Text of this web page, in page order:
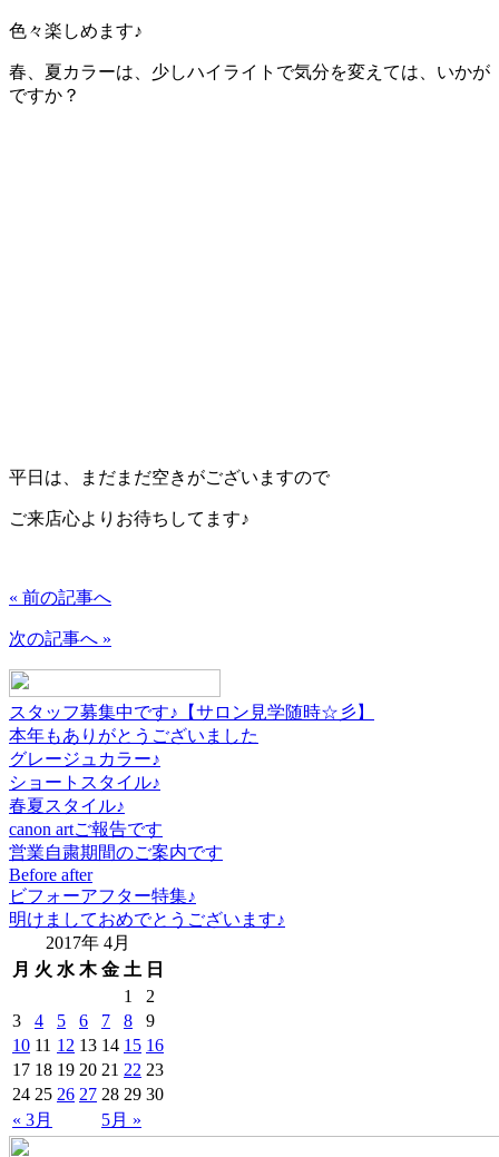
色々楽しめます♪
春、夏カラーは、少しハイライトで気分を変えては、いかが
ですか？
平日は、まだまだ空きがございますので
ご来店心よりお待ちしてます♪
« 前の記事へ
次の記事へ »
スタッフ募集中です♪【サロン見学随時☆彡】
本年もありがとうございました
グレージュカラー♪
ショートスタイル♪
春夏スタイル♪
canon artご報告です
営業自粛期間のご案内です
Before after
ビフォーアフター特集♪
明けましておめでとうございます♪
2017年 4月
月 火 水 木 金 土 日
« 3月 5月 »
1
2
3
4 5 6 7 8
9
10 11 12 13 14 15 16
17 18 19 20 21 22 23
24 25 26 27 28 29 30